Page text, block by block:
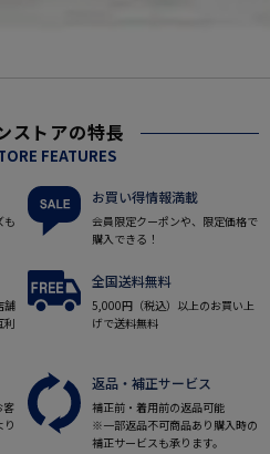
ストアの特長
FEATURES
も
お買い得情報満載
会員限定クーポンや、限定価格で
購入できる！
舗
利
全国送料無料
5,000円（税込）以上のお買い上
げで送料無料
客
返品・補正サービス
補正前・着用前の返品可能
※一部返品不可商品あり購入時の
補正サービスも承ります。